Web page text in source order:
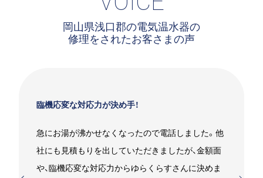
岡山県浅口郡の電気温水器の
修理をされたお客さまの声
ので電話しました。他
だきましたが、金額面
らくらすさんに決めま
お願いして良かったです！
エコキュートを使用していまし
したいことをお伝えするとすぐ
れました。高いものを売りつけら